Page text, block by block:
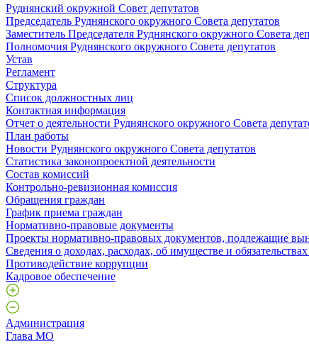
Руднянский окружной Совет депутатов
Председатель Руднянского окружного Совета депутатов
Заместитель Председателя Руднянского окружного Совета
Полномочия Руднянского окружного Совета депутатов
Устав
Регламент
Структура
Список должностных лиц
Контактная информация
Отчет о деятельности Руднянского окружного Совета
План работы
Новости Руднянского окружного Совета депутатов
Статистика законопроектной деятельности
Состав комиссий
Контрольно-ревизионная комиссия
Обращения граждан
График приема граждан
Нормативно-правовые документы
Проекты нормативно-правовых документов, подлежащие
Сведения о доходах, расходах, об имуществе и
Противодействие коррупции
Кадровое обеспечение
Администрация
Глава МО